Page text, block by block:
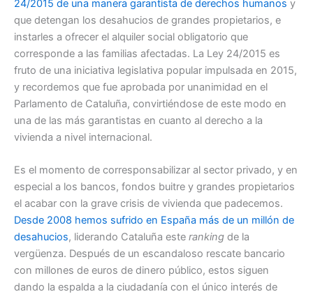
24/2015 de una manera garantista de derechos humanos y
que detengan los desahucios de grandes propietarios, e
instarles a ofrecer el alquiler social obligatorio que
corresponde a las familias afectadas. La Ley 24/2015 es
fruto de una iniciativa legislativa popular impulsada en 2015,
y recordemos que fue aprobada por unanimidad en el
Parlamento de Cataluña, convirtiéndose de este modo en
una de las más garantistas en cuanto al derecho a la
vivienda a nivel internacional.
Es el momento de corresponsabilizar al sector privado, y en
especial a los bancos, fondos buitre y grandes propietarios
el acabar con la grave crisis de vivienda que padecemos.
Desde 2008 hemos sufrido en España más de un millón de
desahucios, liderando Cataluña este ranking de la
vergüenza. Después de un escandaloso rescate bancario
con millones de euros de dinero público, estos siguen
dando la espalda a la ciudadanía con el único interés de